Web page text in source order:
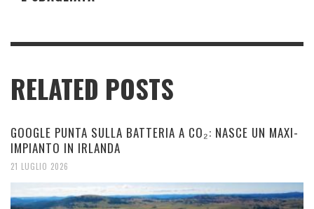
RELATED POSTS
GOOGLE PUNTA SULLA BATTERIA A CO₂: NASCE UN MAXI-
IMPIANTO IN IRLANDA
21 LUGLIO 2026